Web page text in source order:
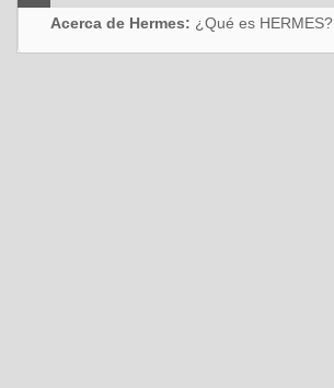
Acerca de Hermes: ¿Qué es HERMES?